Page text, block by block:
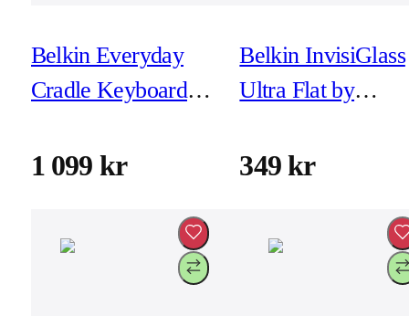
Belkin Everyday
Cradle Keyboard
11-tum (M2/4&5e
tum (2a, 3e 4e Gen)
1 099 kr
Belkin InvisiGlass
Ultra Flat by
6/6s/7/8/SE (2a/3e
349 kr